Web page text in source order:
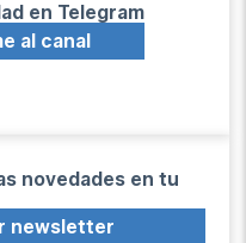
en Telegram
al canal
novedades en tu
newsletter